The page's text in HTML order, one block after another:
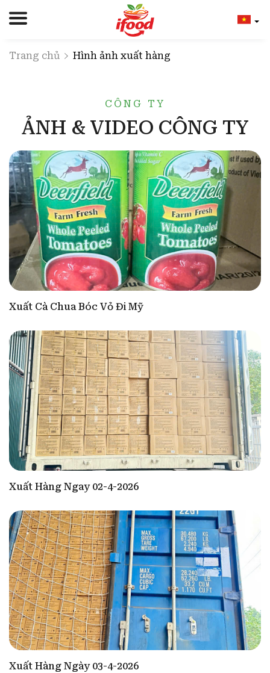
Trang chủ Hình ảnh xuất hàng
CÔNG TY
ẢNH & VIDEO CÔNG TY
Xuất Cà Chua Bóc Vỏ Đi Mỹ
Xuất Hàng Ngay 02-4-2026
Xuất Hàng Ngày 03-4-2026